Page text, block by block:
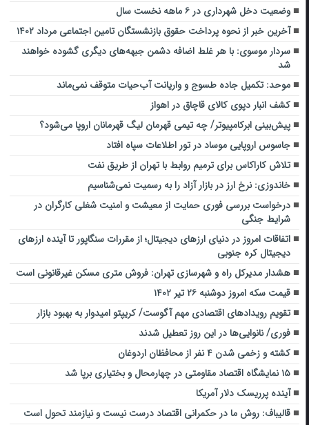
وضعیت دخل شهرداری در ۶ ماهه نخست سال
آخرین خبر از نحوه پرداخت حقوق بازنشستگان تامین اجتماعی مرداد ۱۴۰۲
سردار موسوی: با هر غلط اضافه دشمن جبهه‌های دیگری گشوده خواهند
شد
موحد: تکمیل جاده طسوج و واریانت آب‌حیات متوقف نمی‌ماند
کشف انبار دپوی کالای قاچاق در اهواز
پیش‌بینی ابرکامپیوتر/ چه تیمی قهرمان لیگ قهرمانان اروپا می‌شود؟
جاسوس اروپایی موساد در تور اطلاعات سپاه افتاد
تلاش کاراکاس برای ترمیم روابط با تهران از طریق نفت
خاندوزی: نرخ ارز در بازار آزاد را به رسمیت نمی‌شناسیم
درخواست بررسی فوری حمایت از معیشت و امنیت شغلی کارگران در
شرایط جنگی
اتفاقات امروز در دنیای ارزهای دیجیتال؛ از مقررات سنگاپور تا آینده ارزهای
دیجیتال کره جنوبی
هشدار مدیرکل راه و شهرسازی تهران: فروش متری مسکن غیرقانونی است
قیمت سکه امروز دوشنبه ۲۶ تیر ۱۴۰۲
تقویم رویدادهای اقتصادی مهم آگوست/ کریپتو امیدوار به بهبود بازار
فوری/ نانوایی‌ها در این روز تعطیل شدند
کشته و زخمی شدن ۴ نفر از محافظان اردوغان
۱۵ نمایشگاه اقتصاد مقاومتی در چهارمحال و بختیاری برپا شد
آینده پرریسک دلار آمریکا
قالیباف: روش ما در حکمرانی اقتصاد درست نیست و نیازمند تحول است